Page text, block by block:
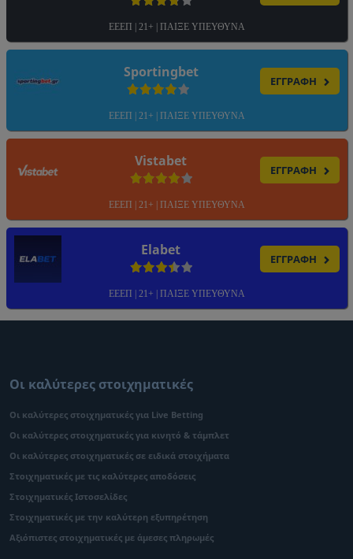
ΕΕΕΠ | 21+ | ΠΑΙΞΕ ΥΠΕΥΘΥΝΑ
Sportingbet
ΕΓΓΡΑΦΗ
ΕΕΕΠ | 21+ | ΠΑΙΞΕ ΥΠΕΥΘΥΝΑ
Vistabet
ΕΓΓΡΑΦΗ
ΕΕΕΠ | 21+ | ΠΑΙΞΕ ΥΠΕΥΘΥΝΑ
Elabet
ΕΓΓΡΑΦΗ
ΕΕΕΠ | 21+ | ΠΑΙΞΕ ΥΠΕΥΘΥΝΑ
Οι καλύτερες στοιχηματικές
Οι καλύτερες στοιχηματικές για Live Betting
Οι καλύτερες στοιχηματικές για κινητό & τάμπλετ
Οι καλύτερες στοιχηματικές σε ειδικά στοιχήματα
Στοιχηματικές με τις καλύτερες αποδόσεις
Στοιχηματικές Ιστοσελίδες
Στοιχηματικές με την καλύτερη εξυπηρέτηση
Αξιόπιστες στοιχηματικές με άμεσες πληρωμές